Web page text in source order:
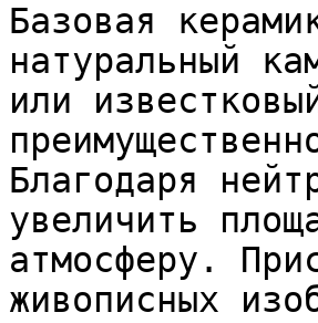
Базовая
натуральный
или
Благодаря
увеличить
атмосферу.
живописных